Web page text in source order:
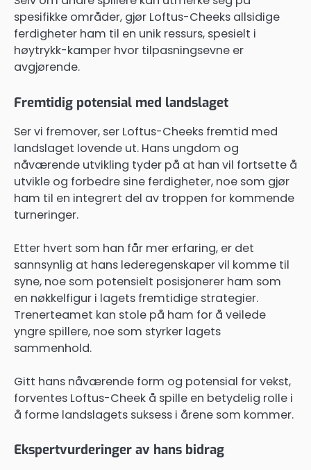
spesifikke områder, gjør Loftus-Cheeks allsidige
ferdigheter ham til en unik ressurs, spesielt i
høytrykk-kamper hvor tilpasningsevne er
avgjørende.
Fremtidig potensial med landslaget
Ser vi fremover, ser Loftus-Cheeks fremtid med
landslaget lovende ut. Hans ungdom og
nåværende utvikling tyder på at han vil fortsette å
utvikle og forbedre sine ferdigheter, noe som gjør
ham til en integrert del av troppen for kommende
turneringer.
Etter hvert som han får mer erfaring, er det
sannsynlig at hans lederegenskaper vil komme til
syne, noe som potensielt posisjonerer ham som
en nøkkelfigur i lagets fremtidige strategier.
Trenerteamet kan stole på ham for å veilede
yngre spillere, noe som styrker lagets
sammenhold.
Gitt hans nåværende form og potensial for vekst,
forventes Loftus-Cheek å spille en betydelig rolle i
å forme landslagets suksess i årene som kommer.
Ekspertvurderinger av hans bidrag